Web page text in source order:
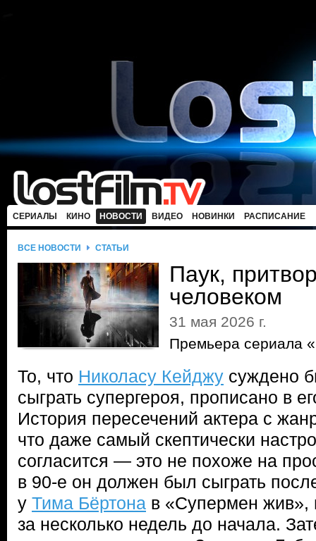
СЕРИАЛЫ КИНО НОВОСТИ ВИДЕО НОВИНКИ РАСПИСАНИЕ
ВСЕ НОВОСТИ СТАТЬИ
Паук,
человеком
31 мая 2026 г.
Премьера сериала
То, что Николасу Кейджу суждено
сыграть супергероя, прописано в
История пересечений актера с
что даже самый скептически
согласится — это не похоже на
в 90-е он должен был сыграть
у Тима Бёртона в «Супермен жив»,
за несколько недель до начала.